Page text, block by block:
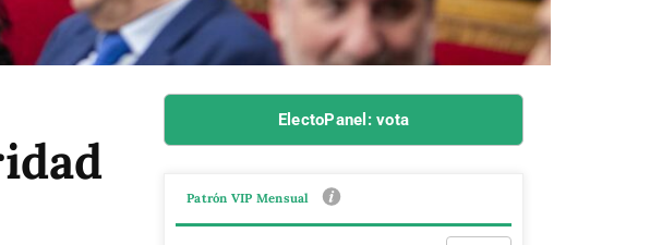
ElectoPanel: vota
Patrón VIP Mensual